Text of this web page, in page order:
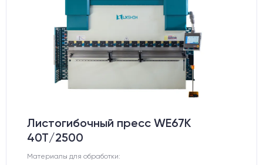
Листогибочный пресс WE67K
40T/2500
Материалы для обработки: